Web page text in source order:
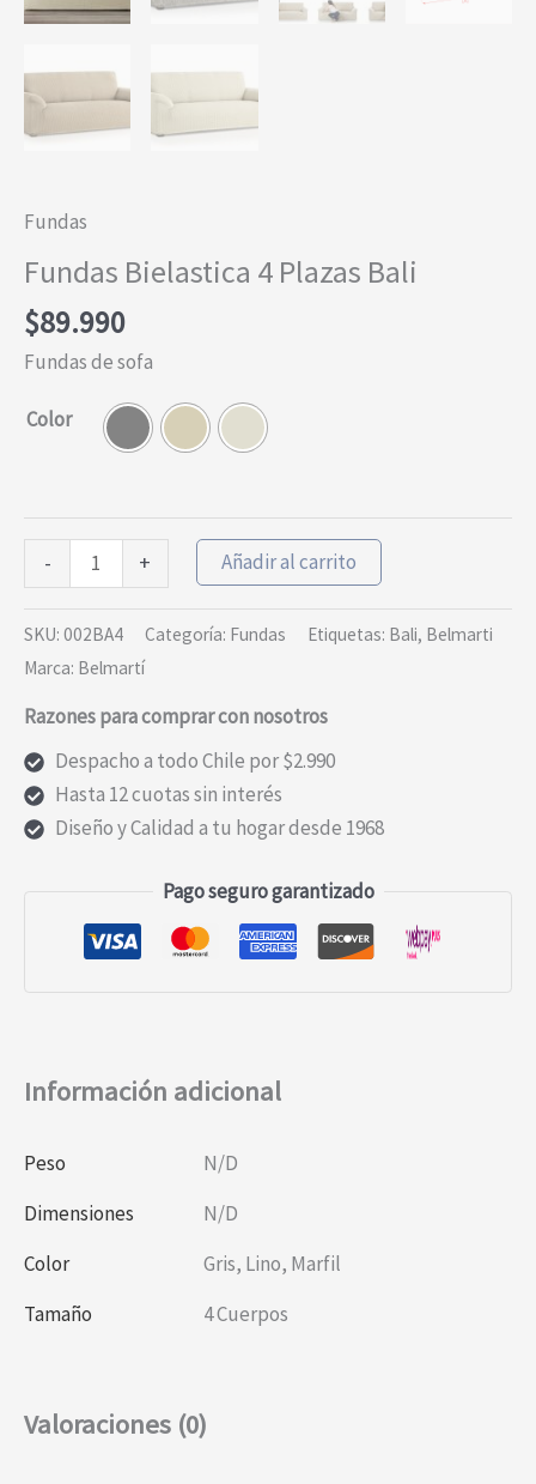
Fundas
Fundas Bielastica 4 Plazas Bali
$89.990
Fundas de sofa
Color
-
Bielastica
4
Plazas
cantidad
+ Añadir al carrito
SKU: 002BA4 Categoría: Fundas Etiquetas: Bali, Belmarti
Marca: Belmartí
Razones para comprar con nosotros
Despacho a todo Chile por $2.990
Hasta 12 cuotas sin interés
Diseño y Calidad a tu hogar desde 1968
Pago seguro garantizado
Información adicional
Peso
N/D
Dimensiones
N/D
Color
Gris, Lino, Marfil
Tamaño
4 Cuerpos
Valoraciones (0)